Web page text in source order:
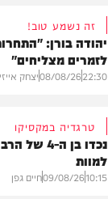
זה נשמע טוב!
יהודה בורן:
לזמרים מצליחים"
22:30
08/08/26יצחק
טרגדיה במקסיקו
נכדו בן
למוות
10:15
09/08/26חיים גפן